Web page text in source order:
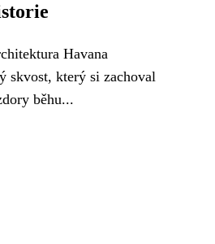
Havana
skvost, který si zachoval
běhu...